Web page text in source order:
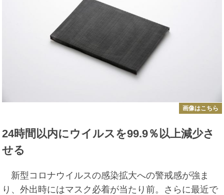
画像はこちら
24時間以内にウイルスを99.9％以上減少さ
せる
新型コロナウイルスの感染拡大への警戒感が強ま
り、外出時にはマスク必着が当たり前。さらに最近で